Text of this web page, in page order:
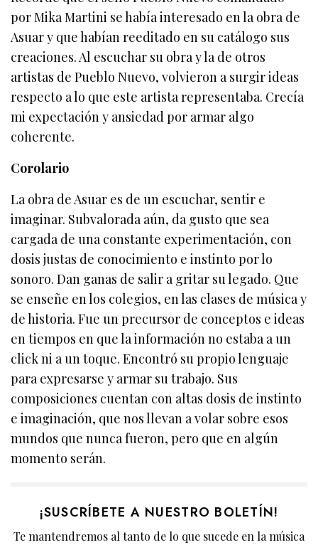
por Mika Martini se había interesado en la obra de
Asuar y que habían reeditado en su catálogo sus
creaciones. Al escuchar su obra y la de otros
artistas de Pueblo Nuevo, volvieron a surgir ideas
respecto a lo que este artista representaba. Crecía
mi expectación y ansiedad por armar algo
coherente.
Corolario
La obra de Asuar es de un escuchar, sentir e
imaginar. Subvalorada aún, da gusto que sea
cargada de una constante experimentación, con
dosis justas de conocimiento e instinto por lo
sonoro. Dan ganas de salir a gritar su legado. Que
se enseñe en los colegios, en las clases de música y
de historia. Fue un precursor de conceptos e ideas
en tiempos en que la información no estaba a un
click ni a un toque. Encontró su propio lenguaje
para expresarse y armar su trabajo. Sus
composiciones cuentan con altas dosis de instinto
e imaginación, que nos llevan a volar sobre esos
mundos que nunca fueron, pero que en algún
momento serán.
¡SUSCRÍBETE A NUESTRO BOLETÍN!
Te mantendremos al tanto de lo que sucede en la música